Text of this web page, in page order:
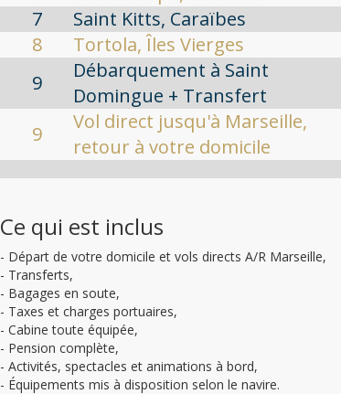
7
Saint Kitts, Caraïbes
8
Tortola, Îles Vierges
9
Débarquement à Saint
Domingue + Transfert
9
Vol direct jusqu'à Marseille,
retour à votre domicile
Ce qui est inclus
- Départ de votre domicile et vols directs A/R Marseille,
- Transferts,
- Bagages en soute,
- Taxes et charges portuaires,
- Cabine toute équipée,
- Pension complète,
- Activités, spectacles et animations à bord,
- Équipements mis à disposition selon le navire.